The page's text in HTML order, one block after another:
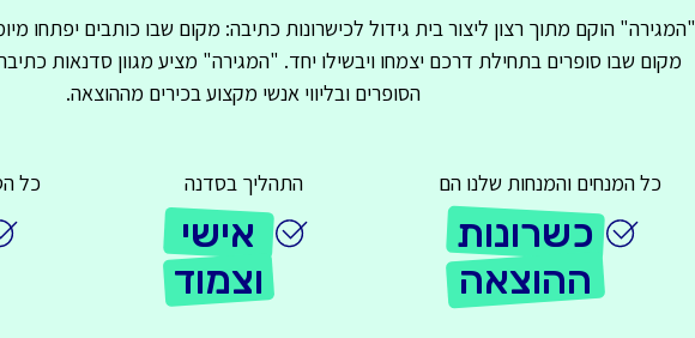
"המגירה" הוקם מתוך רצון ליצור בית גידול לכישרונות כתיבה: מקום שבו כותבים יפתחו
מקום שבו סופרים בתחילת דרכם יצמחו ויבשילו יחד. "המגירה" מציע מגוון סדנאות
הסופרים ובליווי אנשי מקצוע בכירים מההוצאה.
כל המנחים והמנחות שלנו הם
כשרונות
ההוצאה
התהליך בסדנה
אישי
וצמוד
כל